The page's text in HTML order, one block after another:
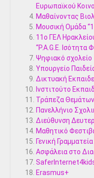
Ευρωπαϊκού
Μαθαίνοντας
Μουσική Ομάδα
11ο ΓΕΛ
“P.A.G.E. Ισότητα
Ψηφιακό σχολείο
Υπουργείο
Δικτυακή
Ινστιτούτο
Τράπεζα Θεμάτων
Πανελλήνιο
Διεύθυνση
Μαθητικό
Γενική
Ασφάλεια στο
Erasmus+